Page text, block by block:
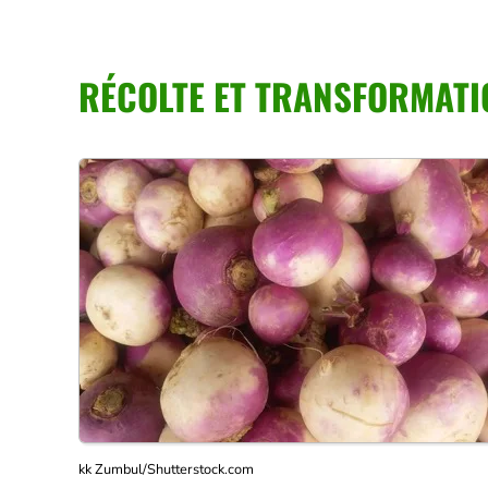
RÉCOLTE ET
kk Zumbul/Shutterstock.com